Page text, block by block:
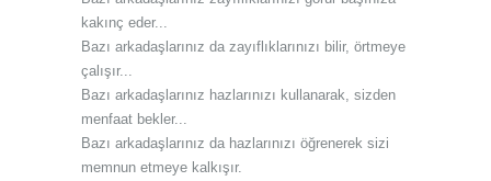
kakınç eder...
Bazı arkadaşlarınız da zayıflıklarınızı bilir, örtmeye
çalışır...
Bazı arkadaşlarınız hazlarınızı kullanarak, sizden
menfaat bekler...
Bazı arkadaşlarınız da hazlarınızı öğrenerek sizi
memnun etmeye kalkışır.